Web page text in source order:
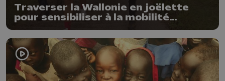
Traverser la Wallonie en joëlette
pour sensibiliser à la mobilité
inclusive